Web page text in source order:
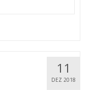
11
DEZ 2018